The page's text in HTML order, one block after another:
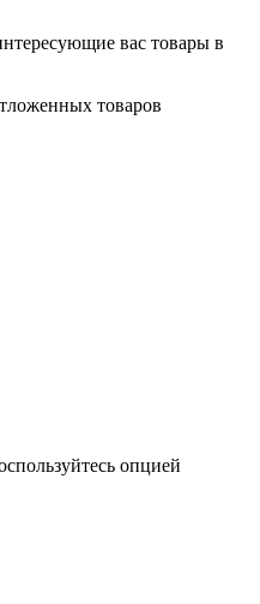
вас товары в
товаров
опцией